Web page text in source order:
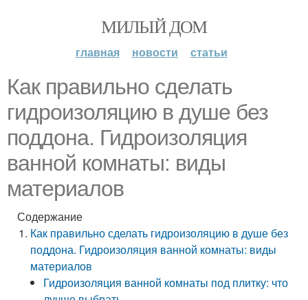
МИЛЫЙ ДОМ
главная новости статьи
Как правильно сделать
гидроизоляцию в душе без
поддона. Гидроизоляция
ванной комнаты: виды
материалов
Содержание
Как правильно сделать гидроизоляцию в душе без
поддона. Гидроизоляция ванной комнаты: виды
материалов
Гидроизоляция ванной комнаты под плитку: что